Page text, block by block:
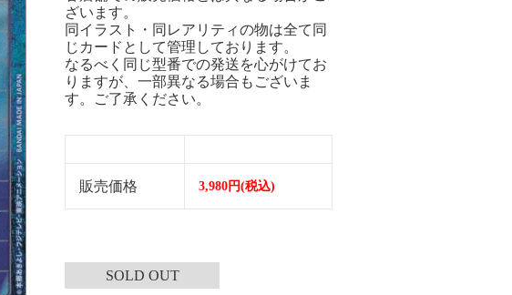
ざいます。
同イラスト・同レアリティの物は全て同
じカードとして管理しております。
なるべく同じ型番での発送を心がけてお
りますが、一部異なる場合もございま
す。ご了承ください。
販売価格 3,980円(税込)
SOLD OUT